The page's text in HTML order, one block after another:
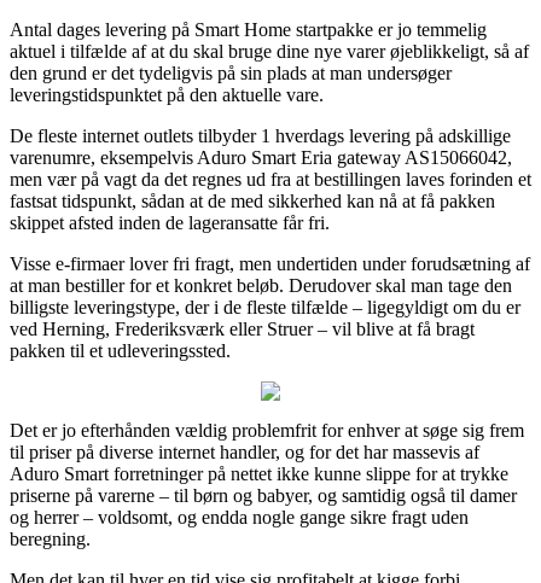
Antal dages levering på Smart Home startpakke er jo temmelig
aktuel i tilfælde af at du skal bruge dine nye varer øjeblikkeligt, så af
den grund er det tydeligvis på sin plads at man undersøger
leveringstidspunktet på den aktuelle vare.
De fleste internet outlets tilbyder 1 hverdags levering på adskillige
varenumre, eksempelvis Aduro Smart Eria gateway AS15066042,
men vær på vagt da det regnes ud fra at bestillingen laves forinden et
fastsat tidspunkt, sådan at de med sikkerhed kan nå at få pakken
skippet afsted inden de lageransatte får fri.
Visse e-firmaer lover fri fragt, men undertiden under forudsætning af
at man bestiller for et konkret beløb. Derudover skal man tage den
billigste leveringstype, der i de fleste tilfælde – ligegyldigt om du er
ved Herning, Frederiksværk eller Struer – vil blive at få bragt
pakken til et udleveringssted.
Det er jo efterhånden vældig problemfrit for enhver at søge sig frem
til priser på diverse internet handler, og for det har massevis af
Aduro Smart forretninger på nettet ikke kunne slippe for at trykke
priserne på varerne – til børn og babyer, og samtidig også til damer
og herrer – voldsomt, og endda nogle gange sikre fragt uden
beregning.